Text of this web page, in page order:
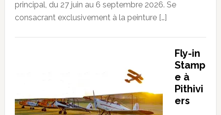
principal, du 27 juin au 6 septembre 2026. Se
consacrant exclusivement à la peinture […]
Fly-in
Stamp
e à
Pithivi
ers